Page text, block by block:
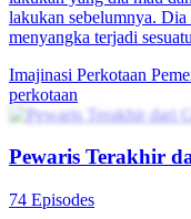
lakukan sebelumnya.
menyangka terjadi
Imajinasi Perkotaan
perkotaan
Pewaris Terakhir
74 Episodes